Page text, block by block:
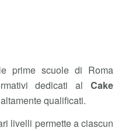
prime scuole di Roma
dedicati al Cake
qualificati.
livelli permette a ciascun